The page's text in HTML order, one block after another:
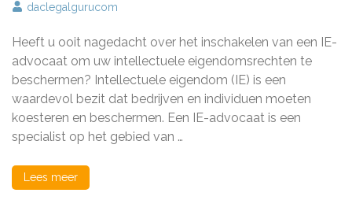
Schakel
een
IE-
Advocaat
In
daclegalgurucom
Heeft u ooit nagedacht over het inschakelen van een IE-
advocaat om uw intellectuele eigendomsrechten te
beschermen? Intellectuele eigendom (IE) is een
waardevol bezit dat bedrijven en individuen moeten
koesteren en beschermen. Een IE-advocaat is een
specialist op het gebied van …
Lees meer